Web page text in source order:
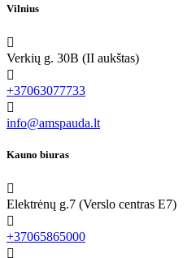
Vilnius

Verkių g. 30B (II aukštas)

+37063077733

info@amspauda.lt
Kauno biuras

Elektrėnų g.7 (Verslo centras E7)

+37065865000
